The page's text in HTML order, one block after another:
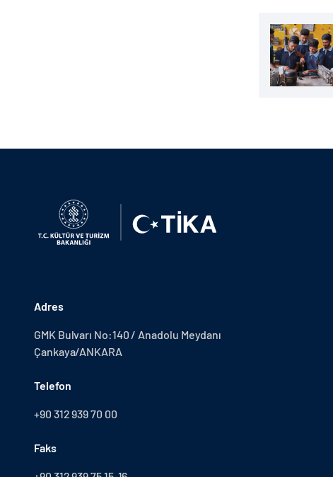
Adres
GMK Bulvarı No:140 / Anadolu Meydanı
Çankaya/ANKARA
Telefon
+90 312 939 70 00
Faks